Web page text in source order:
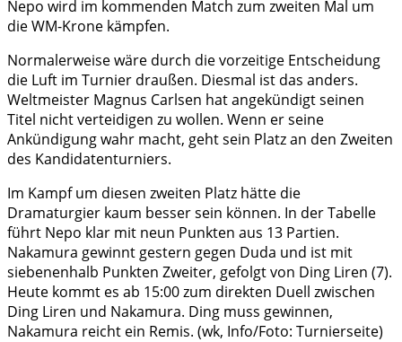
Nepo wird im kommenden Match zum zweiten Mal um
die WM-Krone kämpfen.
Normalerweise wäre durch die vorzeitige Entscheidung
die Luft im Turnier draußen. Diesmal ist das anders.
Weltmeister Magnus Carlsen hat angekündigt seinen
Titel nicht verteidigen zu wollen. Wenn er seine
Ankündigung wahr macht, geht sein Platz an den Zweiten
des Kandidatenturniers.
Im Kampf um diesen zweiten Platz hätte die
Dramaturgier kaum besser sein können. In der Tabelle
führt Nepo klar mit neun Punkten aus 13 Partien.
Nakamura gewinnt gestern gegen Duda und ist mit
siebenenhalb Punkten Zweiter, gefolgt von Ding Liren (7).
Heute kommt es ab 15:00 zum direkten Duell zwischen
Ding Liren und Nakamura. Ding muss gewinnen,
Nakamura reicht ein Remis. (wk, Info/Foto: Turnierseite)